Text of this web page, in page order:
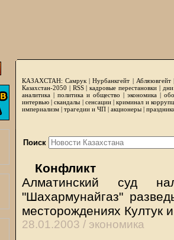
КАЗАХСТАН: Самрук |Нурбанкгейт | Аблязовгейт
Казахстан-2050 | RSS|кадровые перестановки|
аналитика | политика и общество | экономика |
интервью |скандалы | сенсации|криминал и
империализм | трагедии и ЧП | акционеры |
Поиск
Конфликт
Алматинский суд
"Шахармунайгаз"
месторождениях Култук
28.01.2003 / экономика